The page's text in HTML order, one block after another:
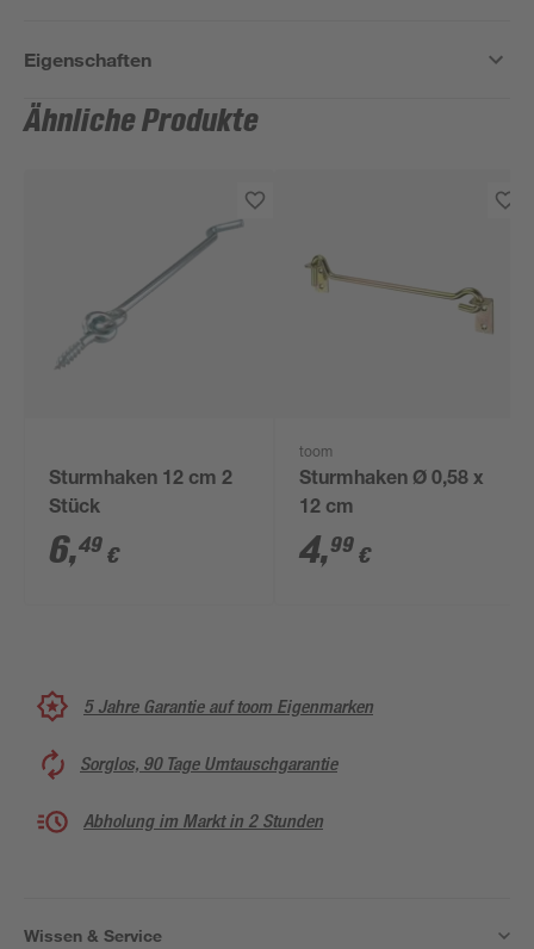
Eigenschaften
Ähnliche Produkte
Sturmhaken 12 cm 2
Stück
6,49 €
toom
Sturmhaken Ø 0,58 x
12 cm
4,99 €
5 Jahre Garantie auf toom Eigenmarken
Sorglos, 90 Tage Umtauschgarantie
Abholung im Markt in 2 Stunden
Wissen & Service